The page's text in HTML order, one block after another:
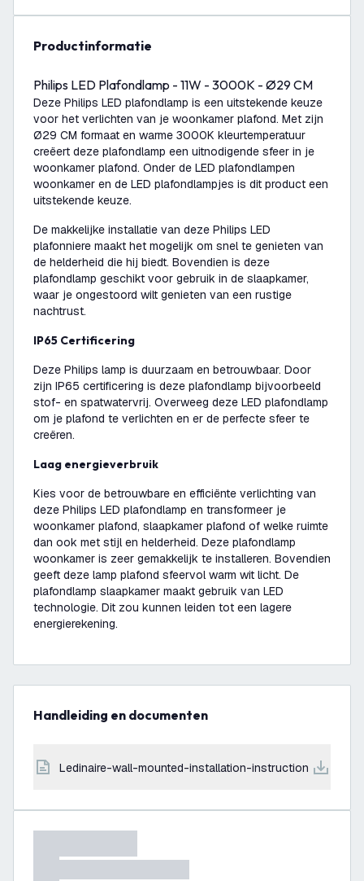
productinformatie
Philips LED Plafondlamp - 11W - 3000K - Ø29 CM
Deze Philips LED plafondlamp is een uitstekende keuze
voor het verlichten van je woonkamer plafond. Met zijn
Ø29 CM formaat en warme 3000K kleurtemperatuur
creëert deze plafondlamp een uitnodigende sfeer in je
woonkamer plafond. Onder de LED plafondlampen
woonkamer en de LED plafondlampjes is dit product een
uitstekende keuze.
De makkelijke installatie van deze Philips LED
plafonniere maakt het mogelijk om snel te genieten van
de helderheid die hij biedt. Bovendien is deze
plafondlamp geschikt voor gebruik in de slaapkamer,
waar je ongestoord wilt genieten van een rustige
nachtrust.
IP65 Certificering
Deze Philips lamp is duurzaam en betrouwbaar. Door
zijn IP65 certificering is deze plafondlamp bijvoorbeeld
stof- en spatwatervrij. Overweeg deze LED plafondlamp
om je plafond te verlichten en er de perfecte sfeer te
creëren.
Laag energieverbruik
Kies voor de betrouwbare en efficiënte verlichting van
deze Philips LED plafondlamp en transformeer je
woonkamer plafond, slaapkamer plafond of welke ruimte
dan ook met stijl en helderheid. Deze plafondlamp
woonkamer is zeer gemakkelijk te installeren. Bovendien
geeft deze lamp plafond sfeervol warm wit licht. De
plafondlamp slaapkamer maakt gebruik van LED
technologie. Dit zou kunnen leiden tot een lagere
energierekening.
Handleiding en documenten
ledinaire-wall-mounted-installation-instruction